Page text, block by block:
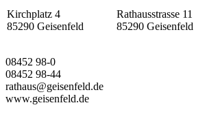
Kirchplatz 4
85290 Geisenfeld
Rathausstrasse 11
85290 Geisenfeld
08452 98-0
08452 98-44
rathaus@geisenfeld.de
www.geisenfeld.de